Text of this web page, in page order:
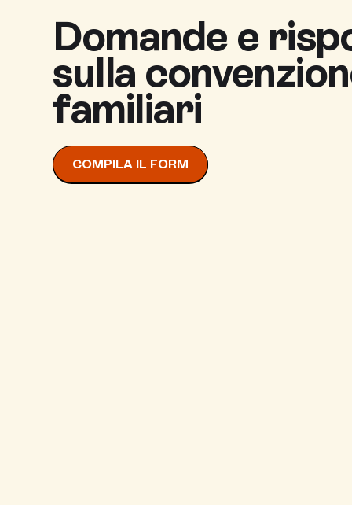
Domande e
sulla
familiari
COMPILA IL FORM